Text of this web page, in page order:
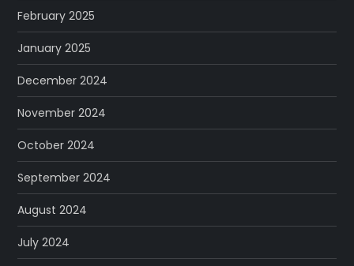
February 2025
January 2025
December 2024
November 2024
October 2024
September 2024
August 2024
July 2024